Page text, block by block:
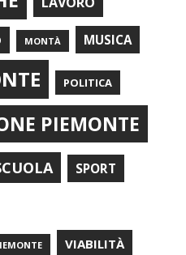
MONTÀ MUSICA
POLITICA
PIEMONTE
SPORT
VIABILITÀ